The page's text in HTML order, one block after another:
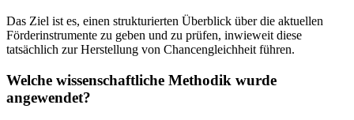
Das Ziel ist es, einen strukturierten Überblick über die aktuellen
Förderinstrumente zu geben und zu prüfen, inwieweit diese
tatsächlich zur Herstellung von Chancengleichheit führen.
Welche wissenschaftliche Methodik wurde
angewendet?